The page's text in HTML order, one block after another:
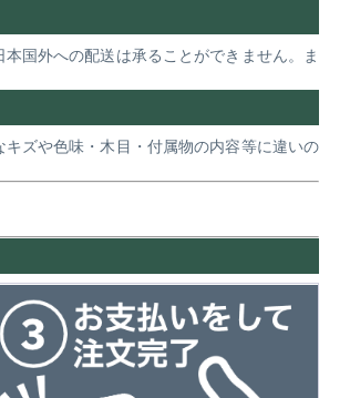
国外への配送は承ることができません。ま
ズや色味・木目・付属物の内容等に違いの